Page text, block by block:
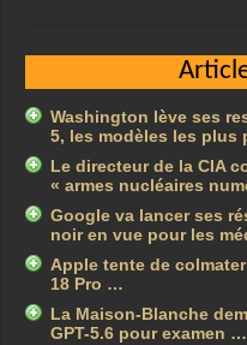
Washington lève ses
5, les modèles les
Le directeur de la CIA
« armes nucléaires
Google va lancer ses
noir en vue pour les
Apple tente de
18 Pro …
La Maison-Blanche
GPT-5.6 pour examen …